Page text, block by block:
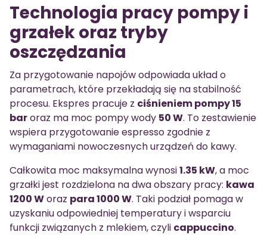
Technologia pracy pompy i
grzałek oraz tryby
oszczędzania
Za przygotowanie napojów odpowiada układ o
parametrach, które przekładają się na stabilność
procesu. Ekspres pracuje z ciśnieniem pompy 15
baroraz ma moc pompy wody 50 W. To zestawienie
wspiera przygotowanie espresso zgodnie z
wymaganiami nowoczesnych urządzeń do kawy.
Całkowita moc maksymalna wynosi1.35 kW, a moc
grzałki jest rozdzielona na dwa obszary pracy: kawa
1200 Woraz para 1000 W. Taki podział pomaga w
uzyskaniu odpowiedniej temperatury i wsparciu
funkcji związanych z mlekiem, czyli cappuccino.